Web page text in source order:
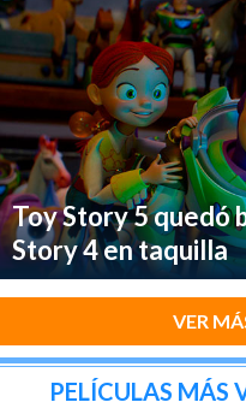
Toy Story 5 quedó
Story 4 en taquilla
VER
PELÍCULAS MÁS